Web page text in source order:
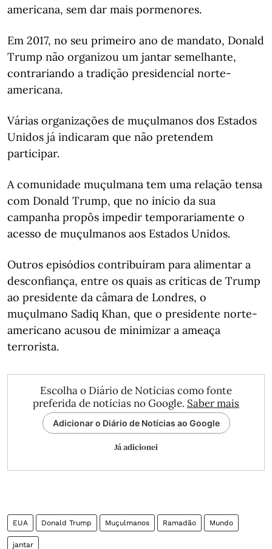
americana, sem dar mais pormenores.
Em 2017, no seu primeiro ano de mandato, Donald
Trump não organizou um jantar semelhante,
contrariando a tradição presidencial norte-
americana.
Várias organizações de muçulmanos dos Estados
Unidos já indicaram que não pretendem
participar.
A comunidade muçulmana tem uma relação tensa
com Donald Trump, que no início da sua
campanha propôs impedir temporariamente o
acesso de muçulmanos aos Estados Unidos.
Outros episódios contribuíram para alimentar a
desconfiança, entre os quais as críticas de Trump
ao presidente da câmara de Londres, o
muçulmano Sadiq Khan, que o presidente norte-
americano acusou de minimizar a ameaça
terrorista.
Escolha o Diário de Notícias como fonte
preferida de notícias no Google. Saber mais
Adicionar o Diário de Notícias ao Google
Já adicionei
EUA Donald Trump Muçulmanos Ramadão Mundo
jantar